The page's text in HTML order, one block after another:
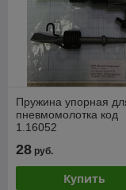
Пружина упорная
пневмомолотка код
1.16052
28 руб.
Купить